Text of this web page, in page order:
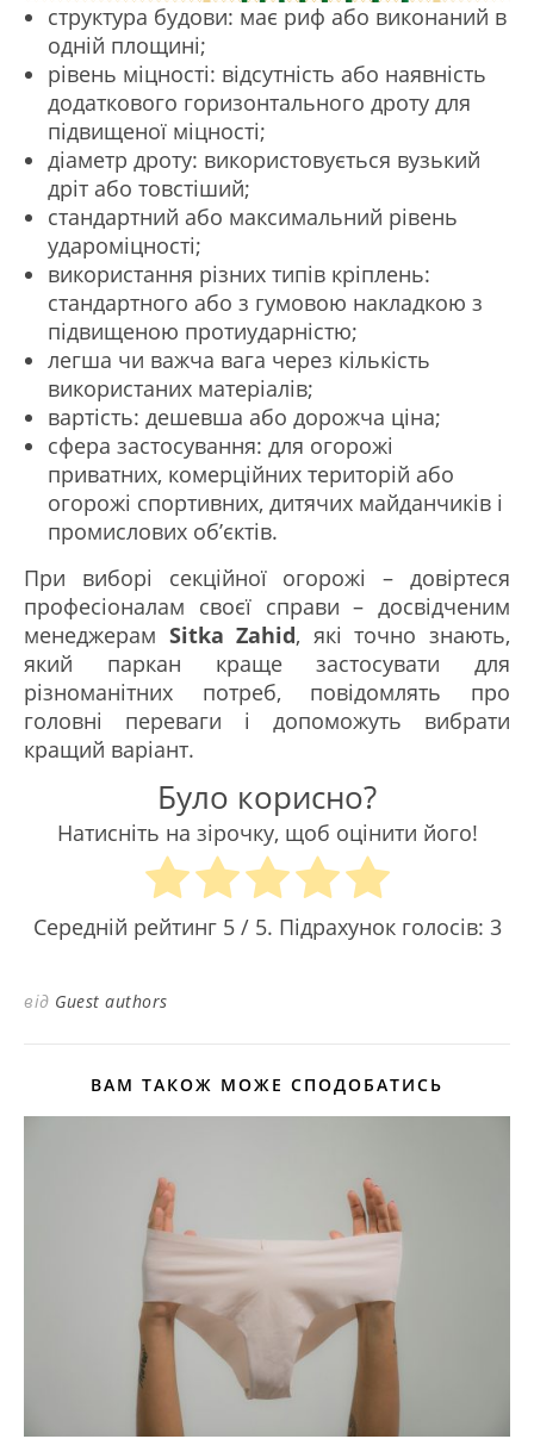
структура будови: має риф або виконаний в
одній площині;
рівень міцності: відсутність або наявність
додаткового горизонтального дроту для
підвищеної міцності;
діаметр дроту: використовується вузький
дріт або товстіший;
стандартний або максимальний рівень
удароміцності;
використання різних типів кріплень:
стандартного або з гумовою накладкою з
підвищеною протиударністю;
легша чи важча вага через кількість
використаних матеріалів;
вартість: дешевша або дорожча ціна;
сфера застосування: для огорожі
приватних, комерційних територій або
огорожі спортивних, дитячих майданчиків і
промислових об’єктів.
При виборі секційної огорожі – довіртеся
професіоналам своєї справи – досвідченим
менеджерам Sitka Zahid, які точно знають,
який паркан краще застосувати для
різноманітних потреб, повідомлять про
головні переваги і допоможуть вибрати
кращий варіант.
Було корисно?
Натисніть на зірочку, щоб оцінити його!
Середній рейтинг 5/ 5. Підрахунок голосів: 3
від Guest authors
ВАМ ТАКОЖ МОЖЕ СПОДОБАТИСЬ